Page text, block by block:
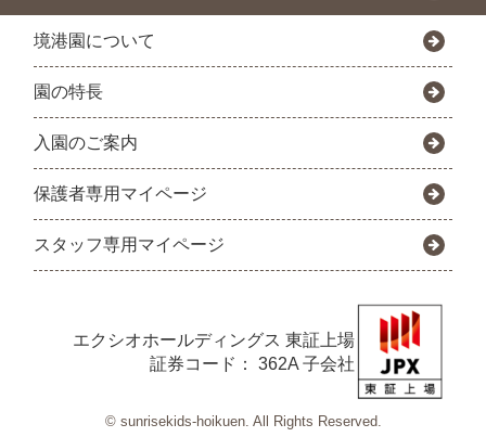
境港園について
園の特長
入園のご案内
保護者専用マイページ
スタッフ専用マイページ
エクシオホールディングス 東証上場
証券コード： 362A 子会社
© sunrisekids-hoikuen. All Rights Reserved.